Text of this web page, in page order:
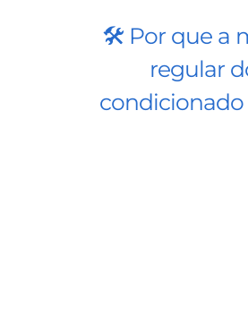
🛠️ Por que a
regular